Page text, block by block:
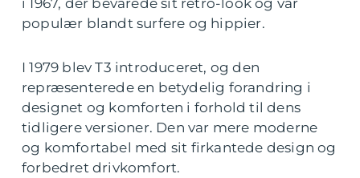
i 1967, der bevarede sit retro-look og var
populær blandt surfere og hippier.
I 1979 blev T3 introduceret, og den
repræsenterede en betydelig forandring i
designet og komforten i forhold til dens
tidligere versioner. Den var mere moderne
og komfortabel med sit firkantede design og
forbedret drivkomfort.